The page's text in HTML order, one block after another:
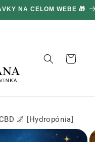
NA CELOM WEBE 🎁
Košík
🌌 [Hydropónia]